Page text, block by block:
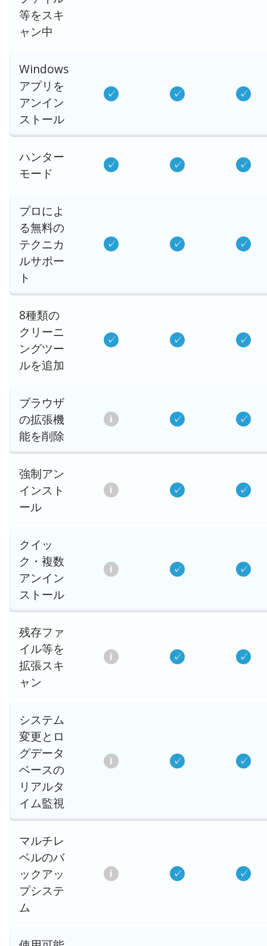
等をスキ
ャン中
Windows
アプリを
アンイン
ストール
ハンター
モード
プロによ
る無料の
テクニカ
ルサポー
ト
8種類の
クリーニ
ングツー
ルを追加
ブラウザ
の拡張機
能を削除
強制アン
インスト
ール
クイッ
ク・複数
アンイン
ストール
残存ファ
イル等を
拡張スキ
ャン
システム
変更とロ
グデータ
ベースの
リアルタ
イム監視
マルチレ
ベルのバ
ックアッ
プシステ
ム